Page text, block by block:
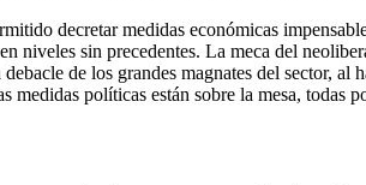
decretar medidas económicas
niveles sin precedentes. La meca del
de los grandes magnates del sector,
políticas están sobre la mesa,